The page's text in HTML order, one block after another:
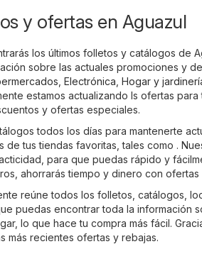
y ofertas en Aguazul
los últimos folletos y catálogos de
sobre las actuales promociones y
Electrónica Hogar y
estamos actualizando ls ofertas
y ofertas especiales.
todos los días para mantenerte
tus tiendas favoritas, tales como .
para que puedas rápido y
ahorrarás tiempo y dinero con ofertas
reúne todos los folletos, catálogos,
puedas encontrar toda la información
lo que hace tu compra más fácil.
más recientes ofertas y rebajas.